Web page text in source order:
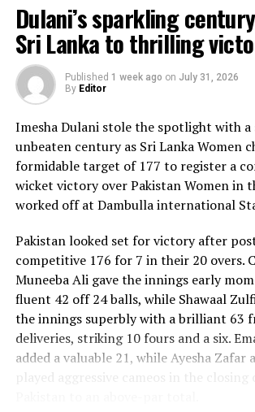
Dulani’s sparkling
Sri Lanka to thrilling
Published 1 week ago on July 31, 2026
By Editor
Imesha Dulani stole the spotlight with a
unbeaten century as Sri Lanka Women
formidable target of 177 to register a
wicket victory over Pakistan Women in
worked off at Dambulla international
Pakistan looked set for victory after
competitive 176 for 7 in their 20 overs.
Muneeba Ali gave the innings early
fluent 42 off 24 balls, while Shawaal
the innings superbly with a brilliant 63
deliveries, striking 10 fours and a six.
added a valuable 21, while Ayesha Zafar
played aggressive cameos in the closing